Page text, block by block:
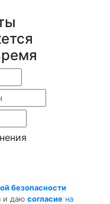
безопасности
и даю согласие на